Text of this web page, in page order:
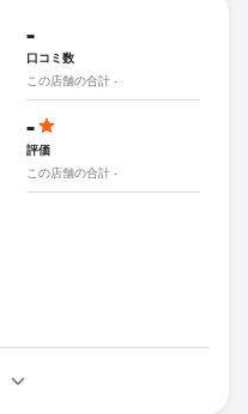
-
口コミ数
この店舗の合計 -
-
評価
この店舗の合計 -